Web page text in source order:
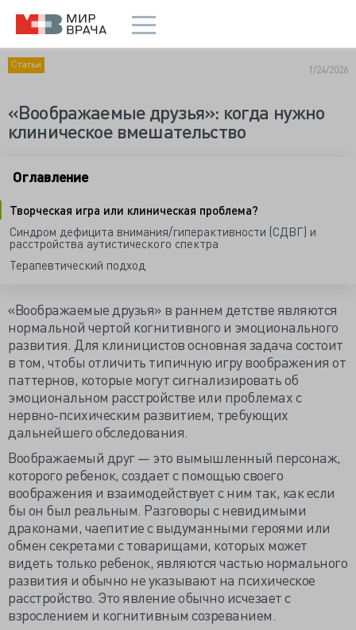
Статьи 1/24/2026
«Воображаемые друзья»: когда нужно
клиническое вмешательство
Оглавление
Творческая игра или клиническая проблема?
Синдром дефицита внимания/гиперактивности (СДВГ) и
расстройства аутистического спектра
Терапевтический подход
«Воображаемые друзья» в раннем детстве являются
нормальной чертой когнитивного и эмоционального
развития. Для клиницистов основная задача состоит
в том, чтобы отличить типичную игру воображения от
паттернов, которые могут сигнализировать об
эмоциональном расстройстве или проблемах с
нервно-психическим развитием, требующих
дальнейшего обследования.
Воображаемый друг — это вымышленный персонаж,
которого ребенок, создает с помощью своего
воображения и взаимодействует с ним так, как если
бы он был реальным. Разговоры с невидимыми
драконами, чаепитие с выдуманными героями или
обмен секретами с товарищами, которых может
видеть только ребенок, являются частью нормального
развития и обычно не указывают на психическое
расстройство. Это явление обычно исчезает с
взрослением и когнитивным созреванием.